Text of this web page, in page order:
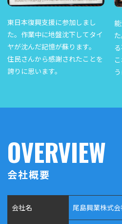
東日本復興支援に参加しまし
た。作業中に地盤沈下してタイ
ヤが沈んだ記憶が蘇ります。
住民さんから感謝されたことを
誇りに思います。
会社概要
OVERVIEW
会社名 尾島興業株式